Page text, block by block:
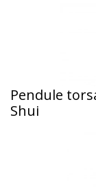
Pendule
Shui